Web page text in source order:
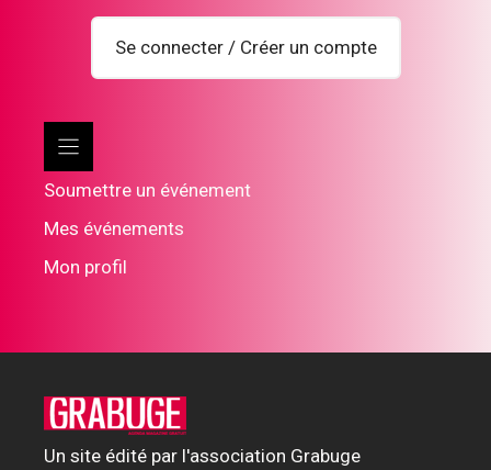
Se connecter / Créer un compte
Soumettre un événement
Mes événements
Mon profil
Un site édité par l'association Grabuge